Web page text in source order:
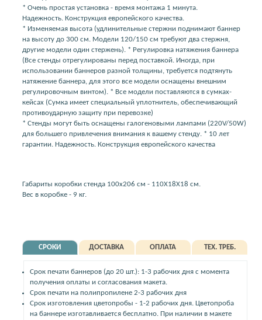
* Очень простая установка - время монтажа 1 минута.
Надежность. Конструкция европейского качества.
* Изменяемая высота (удлинительные стержни поднимают баннер
на высоту до 300 см. Модели 120/150 см требуют два стержня,
другие модели один стержень). * Регулировка натяжения баннера
(Все стенды отрегулированы перед поставкой. Иногда, при
использовании баннеров разной толщины, требуется подтянуть
натяжение баннера, для этого все модели оснащены внешним
регулировочным винтом). * Все модели поставляются в сумках-
кейсах (Сумка имеет специальный уплотнитель, обеспечивающий
противоударную защиту при перевозке)
* Стенды могут быть оснащены галогеновыми лампами (220V/50W)
для большего привлечения внимания к вашему стенду. * 10 лет
гарантии. Надежность. Конструкция европейского качества
Габариты коробки стенда 100х206 см - 110Х18Х18 см.
Вес в коробке - 9 кг.
СРОКИ ДОСТАВКА ОПЛАТА ТЕХ. ТРЕБ.
Срок печати баннеров (до 20 шт.): 1-3 рабочих дня с момента
получения оплаты и согласования макета.
Срок печати на полипропилене 2-3 рабочих дня
Срок изготовления цветопробы - 1-2 рабочих дня. Цветопроба
на баннере изготавливается бесплатно. При наличии в макете